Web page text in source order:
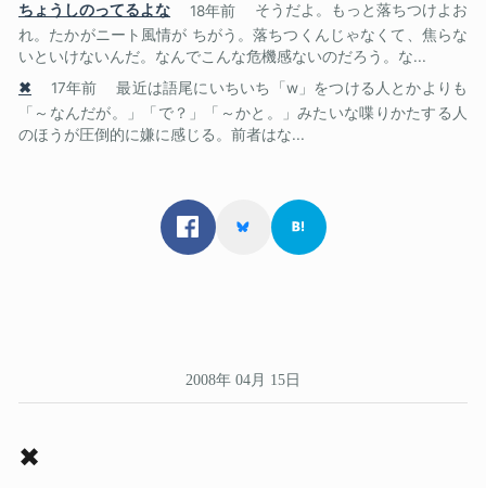
ちょうしのってるよな
18年前
そうだよ。もっと落ちつけよお
れ。たかがニート風情が ちがう。落ちつくんじゃなくて、焦らな
いといけないんだ。なんでこんな危機感ないのだろう。な...
✖
17年前
最近は語尾にいちいち「w」をつける人とかよりも
「～なんだが。」「で？」「～かと。」みたいな喋りかたする人
のほうが圧倒的に嫌に感じる。前者はな...
2008年 04月 15日
✖